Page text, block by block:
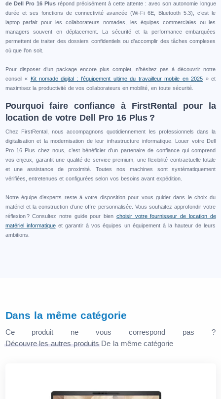
de Dell Pro 16 Plusrépond précisément à cette attente : avec son autonomie longue
durée et ses fonctions de connectivité avancée (Wi-Fi 6E, Bluetooth 5.3), c’est le
laptop parfait pour les collaborateurs nomades, les équipes commerciales ou les
managers souvent en déplacement. La sécurité et la performance embarquées
permettent de traiter des dossiers confidentiels ou d’accomplir des tâches complexes
où que l’on soit.
Pour disposer d’un package encore plus complet, n’hésitez pas à découvrir notre
conseil « Kit nomade digital : l’équipement ultime du travailleur mobile en 2025 » et
maximisez la productivité de vos collaborateurs en mobilité, en toute sécurité.
Pourquoi faire confiance à FirstRental pour la
location de votre Dell Pro 16 Plus ?
Chez FirstRental, nous accompagnons quotidiennement les professionnels dans la
digitalisation et la modernisation de leur infrastructure informatique. Louer votre Dell
Pro 16 Plus chez nous, c’est bénéficier d’un partenaire de confiance qui comprend
vos enjeux, garantit une qualité de service premium, une flexibilité contractuelle totale
et une assistance de proximité. Toutes nos machines sont systématiquement
vérifiées, entretenues et configurées selon vos besoins avant expédition.
Notre équipe d’experts reste à votre disposition pour vous guider dans le choix du
matériel et la construction d’une offre personnalisée. Vous souhaitez approfondir votre
réflexion ? Consultez notre guide pour bien choisir votre fournisseur de location de
matériel informatiqueet garantir à vos équipes un équipement à la hauteur de leurs
ambitions.
Dans la même catégorie
Ce produit ne vous correspond pas ?
Découvre les autres produits De la même catégorie